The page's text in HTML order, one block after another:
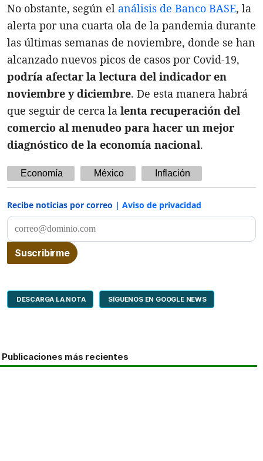
No obstante, según el análisis de Banco BASE, la
alerta por una cuarta ola de la pandemia durante
las últimas semanas de noviembre, donde se han
alcanzado nuevos picos de casos por Covid-19,
podría afectar la lectura del indicador en
noviembre y diciembre. De esta manera habrá
que seguir de cerca la lenta recuperación del
comercio al menudeo para hacer un mejor
diagnóstico de la economía nacional.
Economía México Inflación
Recibe noticias por correo | Aviso de privacidad
DESCARGA LA NOTA SÍGUENOS EN GOOGLE NEWS
Publicaciones más recientes